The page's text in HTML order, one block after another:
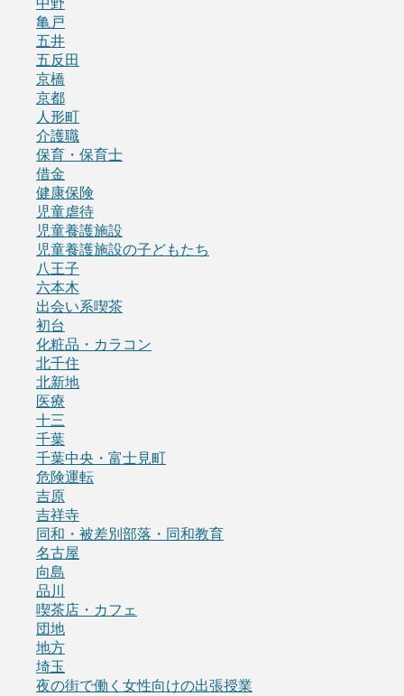
中野
亀戸
五井
五反田
京橋
京都
人形町
介護職
保育・保育士
借金
健康保険
児童虐待
児童養護施設
児童養護施設の子どもたち
八王子
六本木
出会い系喫茶
初台
化粧品・カラコン
北千住
北新地
医療
十三
千葉
千葉中央・富士見町
危険運転
吉原
吉祥寺
同和・被差別部落・同和教育
名古屋
向島
品川
喫茶店・カフェ
団地
地方
埼玉
夜の街で働く女性向けの出張授業